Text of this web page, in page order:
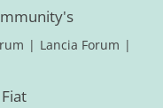
Lancia Forum